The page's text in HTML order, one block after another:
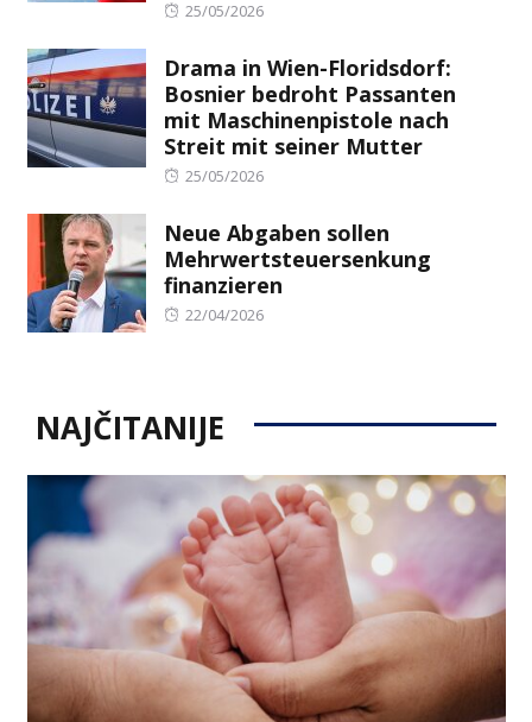
Posted
25/05/2026
Drama in Wien-Floridsdorf:
Bosnier bedroht Passanten
mit Maschinenpistole nach
Streit mit seiner Mutter
Posted
25/05/2026
Neue Abgaben sollen
Mehrwertsteuersenkung
finanzieren
Posted
22/04/2026
NAJČITANIJE